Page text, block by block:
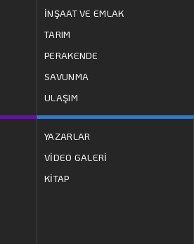
İNŞAAT VE EMLAK
TARIM
PERAKENDE
SAVUNMA
ULAŞIM
YAZARLAR
VİDEO GALERİ
KİTAP